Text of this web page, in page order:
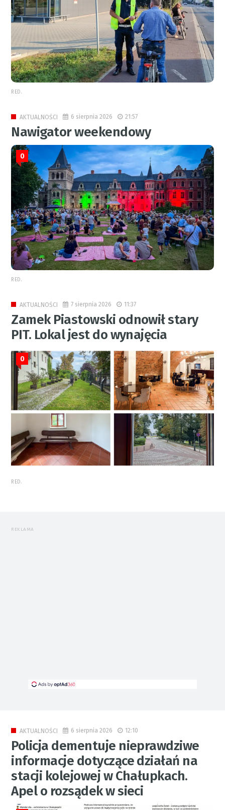
RED.
AKTUALNOŚCI 6 sierpnia 2026 21:57
Nawigator weekendowy
0
RED.
AKTUALNOŚCI 7 sierpnia 2026 11:37
Zamek Piastowski odnowił stary
PIT. Lokal jest do wynajęcia
0
RED.
REKLAMA
AKTUALNOŚCI 6 sierpnia 2026 12:10
Policja dementuje nieprawdziwe
informacje dotyczące działań na
stacji kolejowej w Chałupkach.
Apel o rozsądek w sieci